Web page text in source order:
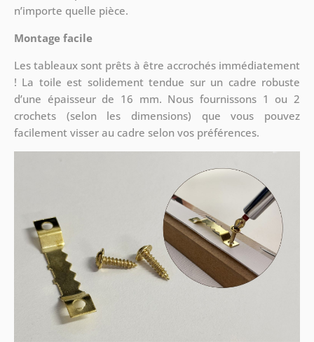
n’importe quelle pièce.
Montage facile
Les tableaux sont prêts à être accrochés immédiatement
! La toile est solidement tendue sur un cadre robuste
d’une épaisseur de 16 mm. Nous fournissons 1 ou 2
crochets (selon les dimensions) que vous pouvez
facilement visser au cadre selon vos préférences.